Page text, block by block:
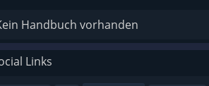
Handbuch vorhanden
Links